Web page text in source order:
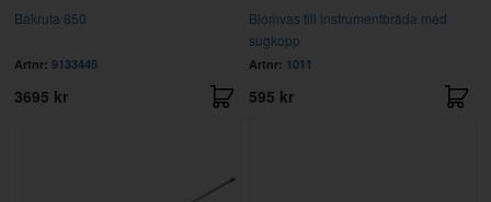
Bakruta 850
Artnr: 9133445
3695 kr
Blomvas till instrumentbräda med
sugkopp
Artnr: 1011
595 kr